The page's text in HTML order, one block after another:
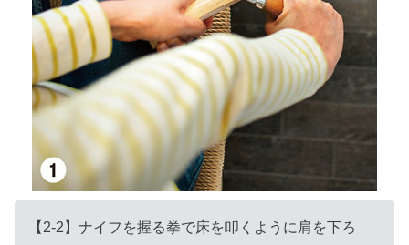
【2-2】ナイフを握る拳で床を叩くように肩を下ろ